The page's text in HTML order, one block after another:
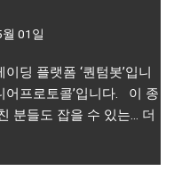
01일
딩 플랫폼 ‘퀀텀봇’입니
어프로토콜’입니다. 이 종
분들도 잡을 수 있는… 더